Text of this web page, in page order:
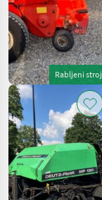
Rabljeni stroj